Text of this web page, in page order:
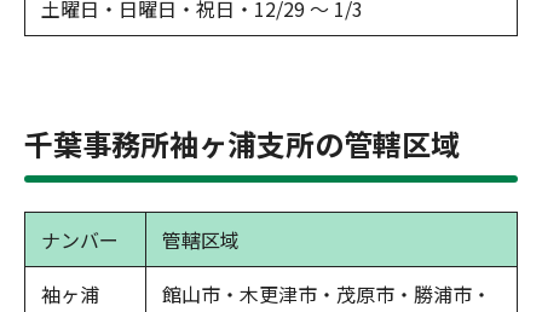
土曜日・日曜日・祝日・12/29 ～ 1/3
千葉事務所袖ヶ浦支所の管轄区域
ナンバー
管轄区域
袖ヶ浦
館山市・木更津市・茂原市・勝浦市・